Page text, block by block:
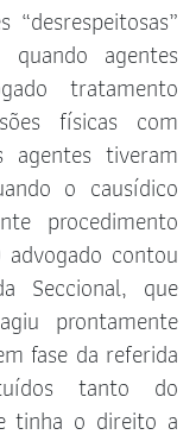
agentes
tratamento
físicas com
agentes tiveram
o causídico
procedimento
contou
Seccional, que
prontamente
fase da referida
tanto do
tinha o direito a